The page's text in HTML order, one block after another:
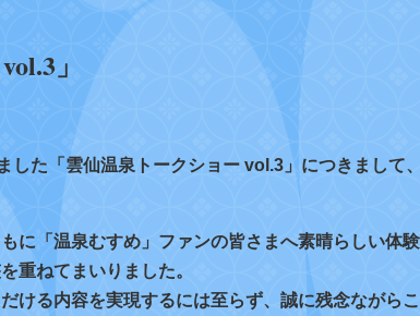
した「雲仙温泉トークショー vol.3」につきまして
に「温泉むすめ」ファンの皆さまへ素晴らしい体
重ねてまいりました。
ける内容を実現するには至らず、誠に残念ながら